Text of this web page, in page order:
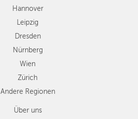
Andere
RegionenHannover
Leipzig
Dresden
Nürnberg
Wien
Zürich
Andere Regionen
Über uns